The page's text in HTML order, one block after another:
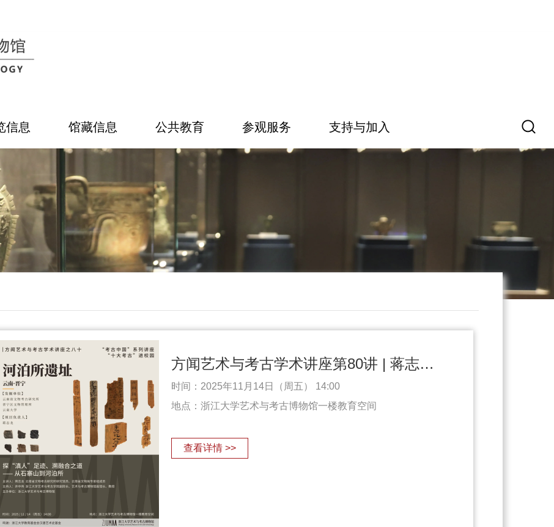
信息 馆藏信息 公共教育 参观服务 支持与加入
方闻艺术与考古学术讲座第80讲 | 蒋志龙：探“滇人”足迹、溯融合之道——从石寨山到河泊所（11.14）
时间：2025年11月14日（周五） 14:00
地点：浙江大学艺术与考古博物馆一楼教育空间
查看详情 >>